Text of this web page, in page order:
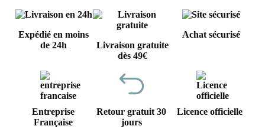
Expédié en moins
de 24h
Livraison gratuite
dès 49€
Achat sécurisé
Entreprise
Française
Retour gratuit 30
jours
Licence officielle